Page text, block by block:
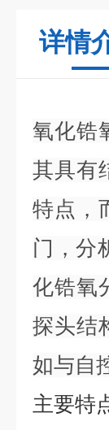
详情
氧化锆
其具有
特点，
门，分
化锆氧
探头结
如与自
主要特